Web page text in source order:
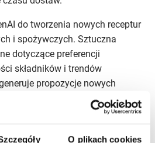
O plikach cookies
do tworzenia nowych receptur
i spożywczych. Sztuczna
dotyczące preferencji
składników i trendów
propozycje nowych
szanse na sukces rynkowy.
GenAI jest
efektów specjalnych